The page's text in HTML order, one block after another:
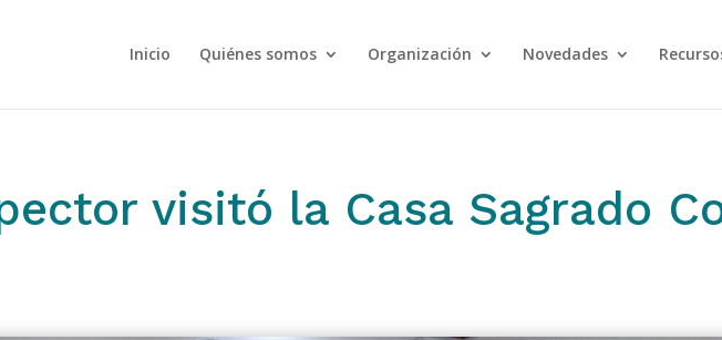
Inicio Quiénes somos Organización Novedades
visitó la Casa Sagrado